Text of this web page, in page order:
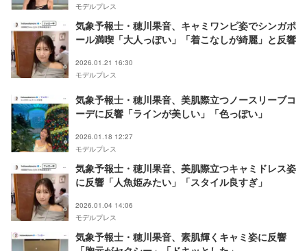
モデルプレス
気象予報士・穂川果音、キャミワンピ姿でシンガポ
ール満喫「大人っぽい」「着こなしが綺麗」と反響
2026.01.21 16:30
モデルプレス
気象予報士・穂川果音、美肌際立つノースリーブコ
ーデに反響「ラインが美しい」「色っぽい」
2026.01.18 12:27
モデルプレス
気象予報士・穂川果音、美肌際立つキャミドレス姿
に反響「人魚姫みたい」「スタイル良すぎ」
2026.01.04 14:06
モデルプレス
気象予報士・穂川果音、素肌輝くキャミ姿に反響